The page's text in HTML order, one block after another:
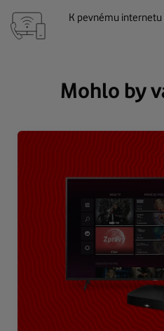
K pevnému internetu
Mohlo by